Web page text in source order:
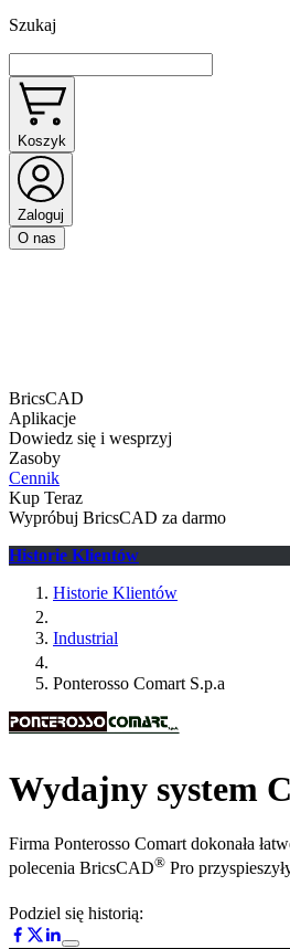
Szukaj
Koszyk
Zaloguj
O nas
BricsCAD
Aplikacje
Dowiedz się i wesprzyj
Zasoby
Cennik
Kup Teraz
Wypróbuj BricsCAD za darmo
Historie Klientów
Historie Klientów
Industrial
Ponterosso Comart S.p.a
Wydajny system
Firma Ponterosso Comart dokonała
polecenia BricsCAD® Pro
Podziel się historią: